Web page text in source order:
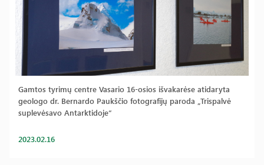
Gamtos tyrimų centre Vasario 16-osios išvakarėse atidaryta
geologo dr. Bernardo Paukščio fotografijų paroda „Trispalvė
suplevėsavo Antarktidoje“
2023.02.16